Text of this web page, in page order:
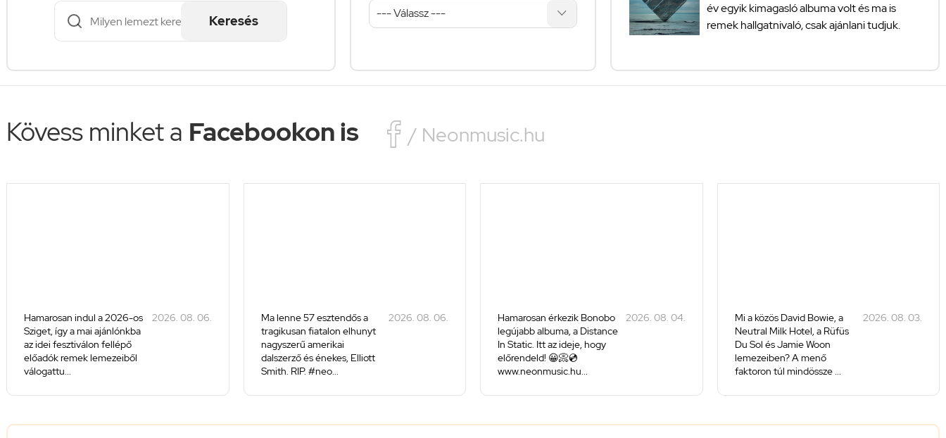
Keresés
év egyik kimagasló albuma volt és ma is
remek hallgatnivaló, csak ajánlani tudjuk.
Kövess minket a Facebookon is  / Neonmusic.hu
Hamarosan indul a 2026-os
Sziget, így a mai ajánlónkba
az idei fesztiválon fellépő
előadók remek lemezeiből
válogattu...
2026. 08. 06.
Ma lenne 57 esztendős a
tragikusan fiatalon elhunyt
nagyszerű amerikai
dalszerző és énekes, Elliott
Smith. RIP. #neo...
2026. 08. 06.
Hamarosan érkezik Bonobo
legújabb albuma, a Distance
In Static. Itt az ideje, hogy
előrendeld! 😀📀💿
www.neonmusic.hu...
2026. 08. 04.
Mi a közös David Bowie, a
Neutral Milk Hotel, a Rüfüs
Du Sol és Jamie Woon
lemezeiben? A menő
faktoron túl mindössze ...
2026. 08. 03.